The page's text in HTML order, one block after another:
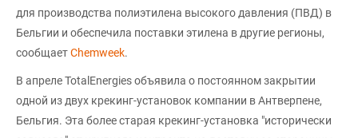
для производства полиэтилена высокого давления (ПВД) в
Бельгии и обеспечила поставки этилена в другие регионы,
сообщаетChemweek.
В апреле TotalEnergies объявила о постоянном закрытии
одной из двух крекинг-установок компании в Антверпене,
Бельгия. Эта более старая крекинг-установка "исторически